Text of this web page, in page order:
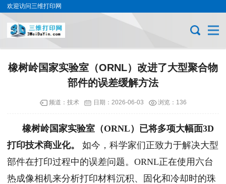
欢迎访问三维打印网
橡树岭国家实验室（ORNL）改进了大型聚合物
部件的误差缓解方法
频道： 技术 日期： 2026-06-03 浏览：136
橡树岭国家实验室（ORNL）已将多项大幅面3D
打印技术商业化。
如今，科学家们正致力于解决大型
部件在打印过程中的误差问题。ORNL正在使用六台
热成像相机来分析打印材料沉积、固化和冷却时的珠